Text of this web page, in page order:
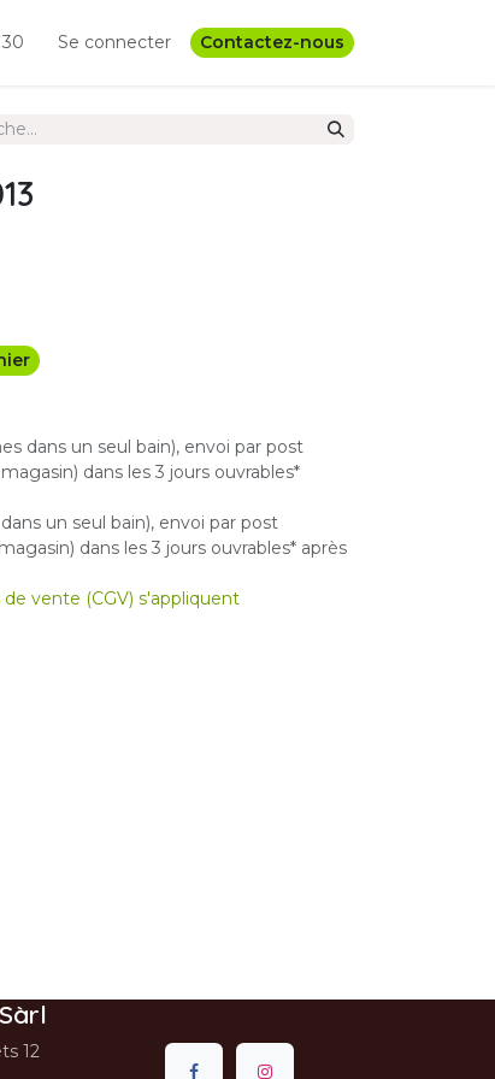
Se connecter Contactez-nous
dans un seul bain), envoi par post
dans les 3 jours ouvrables*
un seul bain), envoi par post
dans les 3 jours ouvrables* après
vente (CGV) s'appliquent
12